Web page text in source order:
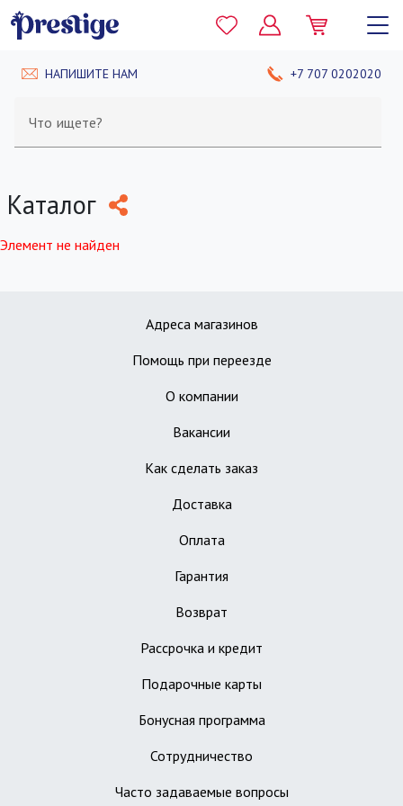
НАПИШИТЕ НАМ +7 707 0202020
Что ищете?
Каталог
Элемент не найден
Адреса магазинов
Помощь при переезде
О компании
Вакансии
Как сделать заказ
Доставка
Оплата
Гарантия
Возврат
Рассрочка и кредит
Подарочные карты
Бонусная программа
Сотрудничество
Часто задаваемые вопросы